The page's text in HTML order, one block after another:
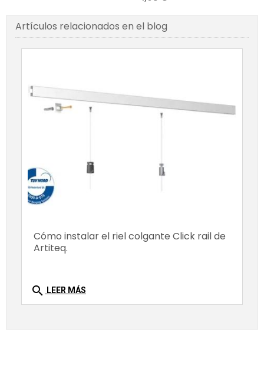
Artículos relacionados en el blog
Cómo instalar el riel colgante Click rail de
Artiteq.
search LEER MÁS